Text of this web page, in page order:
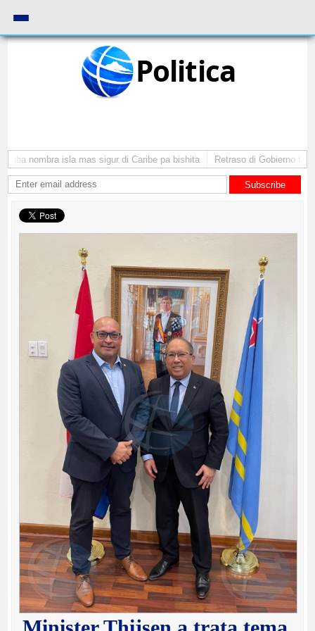
Politica
nombra isla mas sigur di Caribe pa bishita Retraso di Gobierno ta
Subscribe